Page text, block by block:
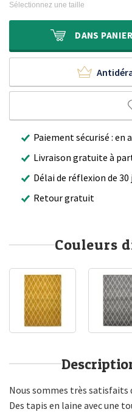
Sélectionnez une taille
DANS
Paiement sécurisé : en
Livraison gratuite à
Délai de réflexion de 30
Retour gratuit
Couleurs
Nous sommes très satisfaits
Des tapis en laine avec une